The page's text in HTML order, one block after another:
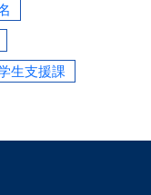
生支援課